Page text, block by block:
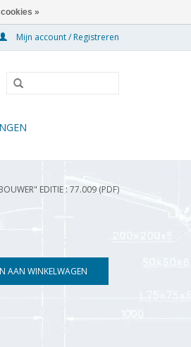
Mijn account / Registreren
EDITIE : 77.009 (PDF)
AAN WINKELWAGEN
»